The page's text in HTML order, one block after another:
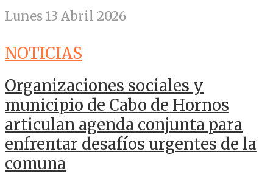
Lunes 13 Abril 2026
NOTICIAS
Organizaciones sociales y
municipio de Cabo de Hornos
articulan agenda conjunta para
enfrentar desafíos urgentes de la
comuna